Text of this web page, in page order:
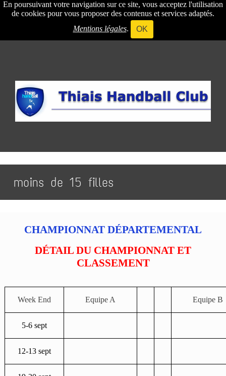
En poursuivant votre navigation sur ce site, vous acceptez l'utilisation
de cookies pour vous proposer des contenus et services adaptés.
Mentions légales. OK
moins de 15 filles
CHAMPIONNAT DÉPARTEMENTAL
DÉTAIL DU CHAMPIONNAT ET
CLASSEMENT
Week End Equipe A Equipe B
5-6 sept
12-13 sept